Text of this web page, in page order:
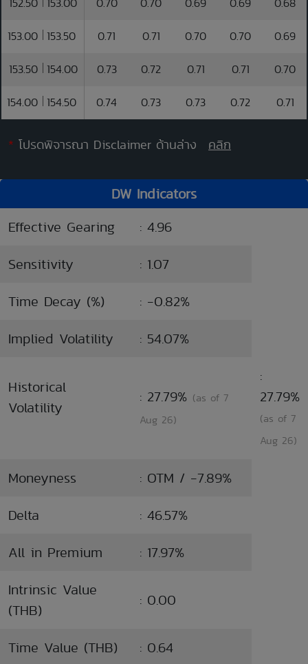
153.00 153.50 0.71 0.71 0.70 0.70 0.69
153.50 154.00 0.73 0.72 0.71 0.71 0.70
154.00 154.50 0.74 0.73 0.73 0.72 0.71
* โปรดพิจารณา Disclaimer ด้านล่าง คลิก
DW Indicators
Effective Gearing
: 4.96
Sensitivity
: 1.07
Time Decay (%)
: -0.82%
Implied Volatility
: 54.07%
Historical
Volatility
: 27.79% (as of 7
Aug 26)
:
27.79%
(as of 7
Aug 26)
Moneyness
: OTM / -7.89%
Delta
: 46.57%
All in Premium
: 17.97%
Intrinsic Value
(THB)
: 0.00
Time Value (THB) : 0.64